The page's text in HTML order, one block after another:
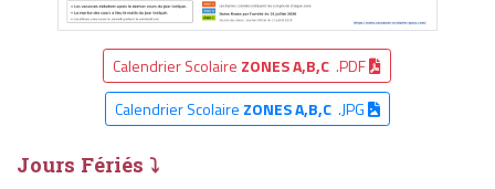
Calendrier Scolaire ZONES A,B,C .PDF
Calendrier Scolaire ZONES A,B,C.JPG
Jours Fériés ⤵